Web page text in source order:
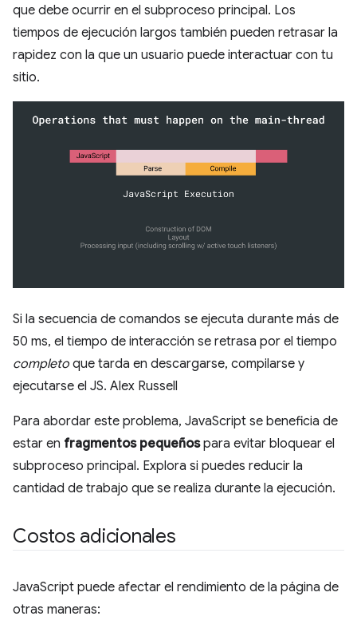
que debe ocurrir en el subproceso principal. Los
tiempos de ejecución largos también pueden retrasar la
rapidez con la que un usuario puede interactuar con tu
sitio.
Si la secuencia de comandos se ejecuta durante más de
50 ms, el tiempo de interacción se retrasa por el tiempo
completo que tarda en descargarse, compilarse y
ejecutarse el JS. Alex Russell
Para abordar este problema, JavaScript se beneficia de
estar en fragmentos pequeñospara evitar bloquear el
subproceso principal. Explora si puedes reducir la
cantidad de trabajo que se realiza durante la ejecución.
Costos adicionales
JavaScript puede afectar el rendimiento de la página de
otras maneras: